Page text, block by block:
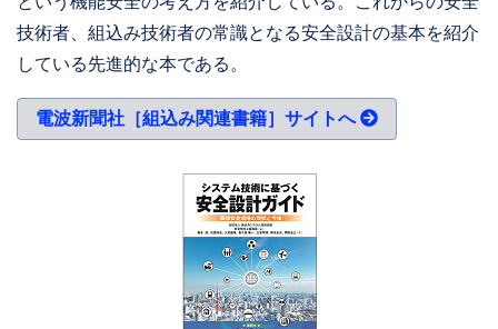
技術者、組込み技術者の常識となる安全設計の基本を紹介
している先進的な本である。
電波新聞社［組込み関連書籍］サイトへ